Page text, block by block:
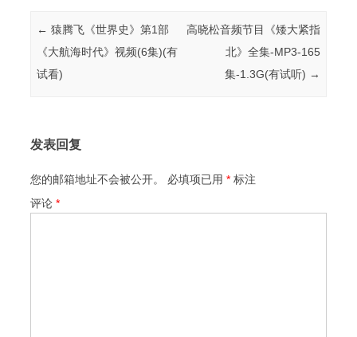
Post navigation
← 猿腾飞《世界史》第1部
《大航海时代》视频(6集)(有
试看)
高晓松音频节目《矮大紧指
北》全集-MP3-165
集-1.3G(有试听) →
发表回复
您的邮箱地址不会被公开。 必填项已用 * 标注
评论 *